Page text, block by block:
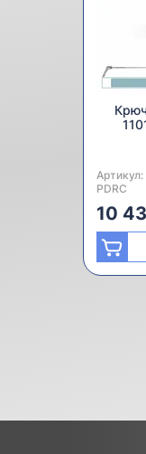
Артикул:
PDRC
10